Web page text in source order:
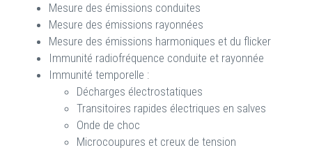
Mesure des émissions conduites
Mesure des émissions rayonnées
Mesure des émissions harmoniques et du flicker
Immunité radiofréquence conduite et rayonnée
Immunité temporelle :
Décharges électrostatiques
Transitoires rapides électriques en salves
Onde de choc
Microcoupures et creux de tension